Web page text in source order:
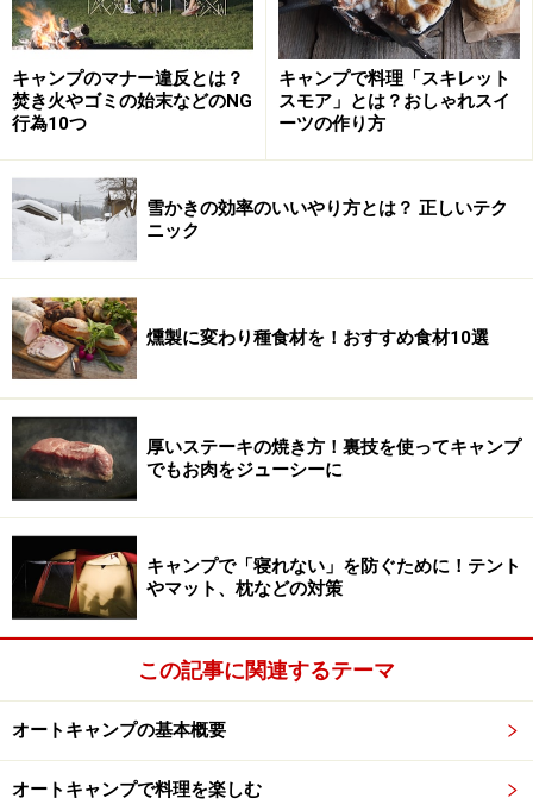
キャンプのマナー違反とは？
焚き火やゴミの始末などのNG
行為10つ
キャンプで料理「スキレット
スモア」とは？おしゃれスイ
ーツの作り方
雪かきの効率のいいやり方とは？ 正しいテク
ニック
燻製に変わり種食材を！おすすめ食材10選
厚いステーキの焼き方！裏技を使ってキャンプ
でもお肉をジューシーに
キャンプで「寝れない」を防ぐために！テント
やマット、枕などの対策
この記事に関連するテーマ
オートキャンプの基本概要
オートキャンプで料理を楽しむ